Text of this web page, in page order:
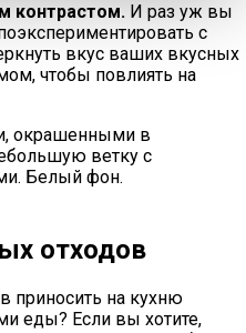
контрастом. И раз уж вы
с
вкус ваших вкусных
чтобы повлиять на
отходов
приносить на кухню
еды? Если вы хотите,